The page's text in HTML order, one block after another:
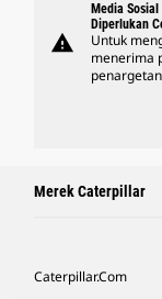
warning
Media Sosial
Diperlukan
Untuk
menerima
Merek Caterpillar
Caterpillar.com